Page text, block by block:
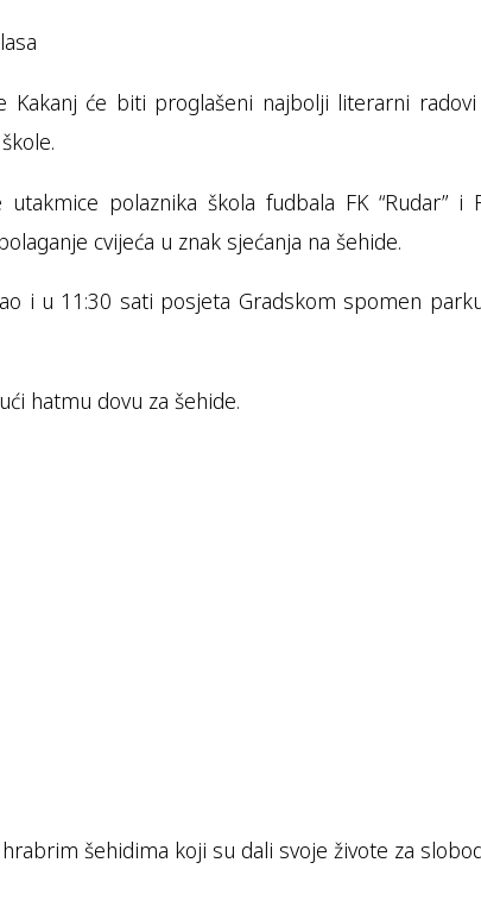
Kakanj će biti proglašeni najbolji literarni
polaznika škola fudbala FK “Rudar” i
cvijeća u znak sjećanja na šehide.
i u 11:30 sati posjeta Gradskom spomen
hatmu dovu za šehide.
šehidima koji su dali svoje živote za